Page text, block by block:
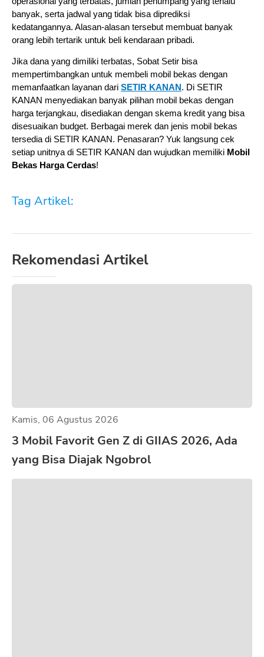
banyak, serta jadwal yang tidak bisa diprediksi
kedatangannya. Alasan-alasan tersebut membuat banyak
orang lebih tertarik untuk beli kendaraan pribadi.
Jika dana yang dimiliki terbatas, Sobat Setir bisa
mempertimbangkan untuk membeli mobil bekas dengan
memanfaatkan layanan dari SETIR KANAN . Di SETIR
KANAN menyediakan banyak pilihan mobil bekas dengan
harga terjangkau, disediakan dengan skema kredit yang bisa
disesuaikan budget. Berbagai merek dan jenis mobil bekas
tersedia di SETIR KANAN. Penasaran? Yuk langsung cek
setiap unitnya di SETIR KANAN dan wujudkan memiliki Mobil
Bekas Harga Cerdas!
Tag Artikel:
Rekomendasi Artikel
Kamis, 06 Agustus 2026
3 Mobil Favorit Gen Z di GIIAS 2026, Ada
yang Bisa Diajak Ngobrol